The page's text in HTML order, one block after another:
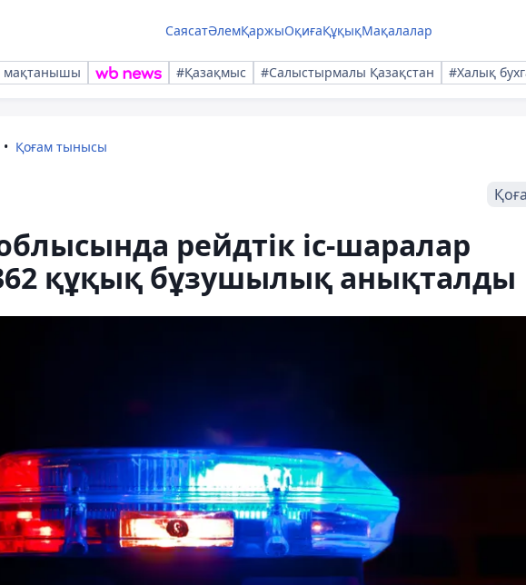
СаясатӘлемҚаржыОқиғаҚұқықМақалалар
мақтанышы #Қазақмыс #Салыстырмалы Қазақстан #Халық
Қоғам тынысы
рейдтік іс-шаралар
құқық бұзушылық анықталды